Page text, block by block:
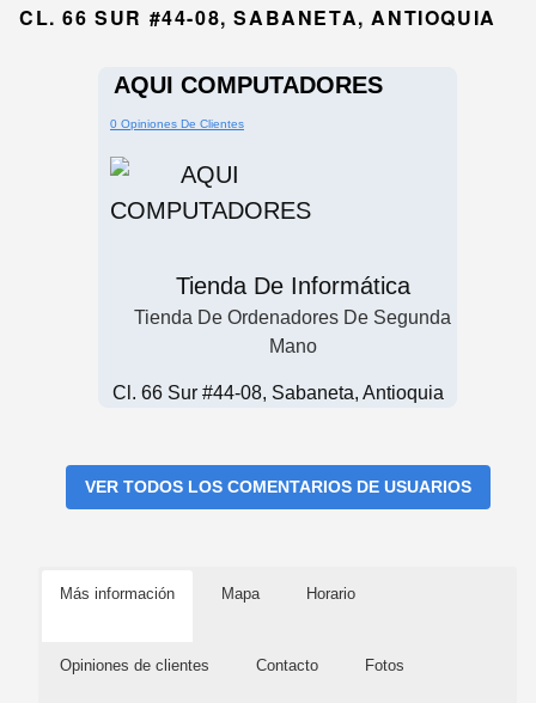
CL. 66 SUR #44-08, SABANETA, ANTIOQUIA
AQUI COMPUTADORES
0 Opiniones De Clientes
Tienda De Informática
Tienda De Ordenadores De Segunda
Mano
Cl. 66 Sur #44-08, Sabaneta, Antioquia
VER TODOS LOS COMENTARIOS DE USUARIOS
Más información Mapa Horario
Opiniones de clientes Contacto Fotos